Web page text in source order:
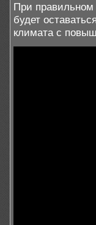
При
будет
климата с